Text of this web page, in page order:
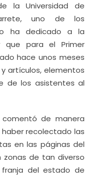
la Universidad de
uno de los
ha dedicado a la
que para el Primer
hace unos meses
y artículos, elementos
de los asistentes al
comentó de manera
recolectado las
en las páginas del
de tan diverso
del estado de